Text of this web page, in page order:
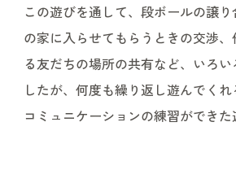
この遊びを通して、段ボールの譲
の家に入らせてもらうときの交渉
る友だちの場所の共有など、いろ
したが、何度も繰り返し遊んでく
コミュニケーションの練習ができた